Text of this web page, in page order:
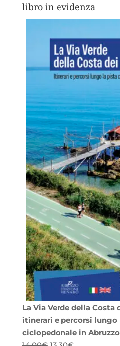
libro in evidenza
La Via Verde della Costa
itinerari e percorsi lungo
ciclopedonale in Abruzzo